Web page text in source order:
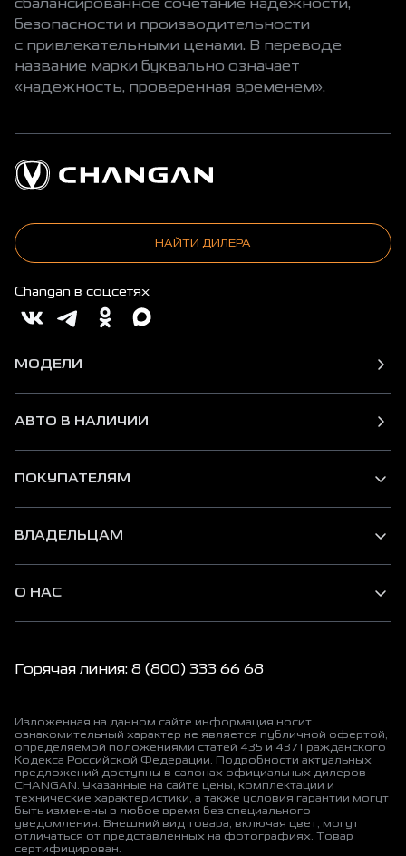
безопасности и производительности
с привлекательными ценами. В переводе
название марки буквально означает
«надежность, проверенная временем».
НАЙТИ ДИЛЕРА
Changan в соцсетях
МОДЕЛИ
АВТО В НАЛИЧИИ
ПОКУПАТЕЛЯМ
ВЛАДЕЛЬЦАМ
О НАС
Горячая линия: 8 (800) 333 66 68
Изложенная на данном сайте информация носит
ознакомительный характер не является публичной офертой,
определяемой положениями статей 435 и 437 Гражданского
Кодекса Российской Федерации. Подробности актуальных
предложений доступны в салонах официальных дилеров
CHANGAN. Указанные на сайте цены, комплектации и
технические характеристики, а также условия гарантии могут
быть изменены в любое время без специального
уведомления. Внешний вид товара, включая цвет, могут
отличаться от представленных на фотографиях. Товар
сертифицирован.